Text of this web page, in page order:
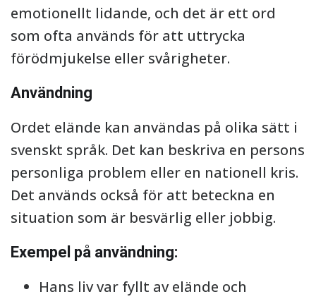
emotionellt lidande, och det är ett ord
som ofta används för att uttrycka
förödmjukelse eller svårigheter.
Användning
Ordet elände kan användas på olika sätt i
svenskt språk. Det kan beskriva en persons
personliga problem eller en nationell kris.
Det används också för att beteckna en
situation som är besvärlig eller jobbig.
Exempel på användning:
Hans liv var fyllt av elände och